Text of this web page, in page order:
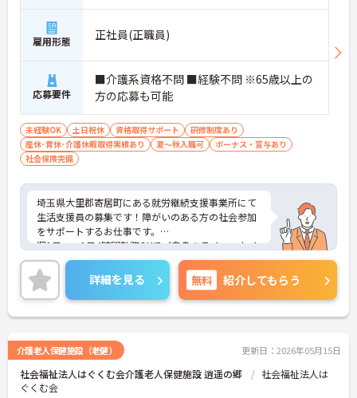
雇用形態 正社員(正職員)
応募要件
■介護系資格不問 ■経験不問 ※65歳以上の
方の応募も可能
未経験OK 土日祝休 資格取得サポート
研修制度あり
産休･育休･介護休暇取得実績あり
夏～秋入職可
ボーナス・賞与あり
社会保険完備
埼玉県大里郡寄居町にある就労継続支援事業所にて
生活支援員の募集です！障がいのある方の社会参加
をサポートするお仕事です。
週1日～・1日4時間勤務OKでご自身のライフスタイ
ルに合わせて働くことができます◎未経験や無資格
の方も応募可能の求人になっておりますので、チャ
ンレンジしたい方におすすめの求人です♪
ご興味のある方には、面接対策ポイントなど、さら
に詳細をお話しいたしますのでお気軽にご相談くだ
詳細を見る 無料 紹介してもらう
介護老人保健施設（老健） 更新日：2026年05月15日
社会福祉法人はぐくむ会介護老人保健施設 逍遥の郷
社会福祉法人は
ぐくむ会